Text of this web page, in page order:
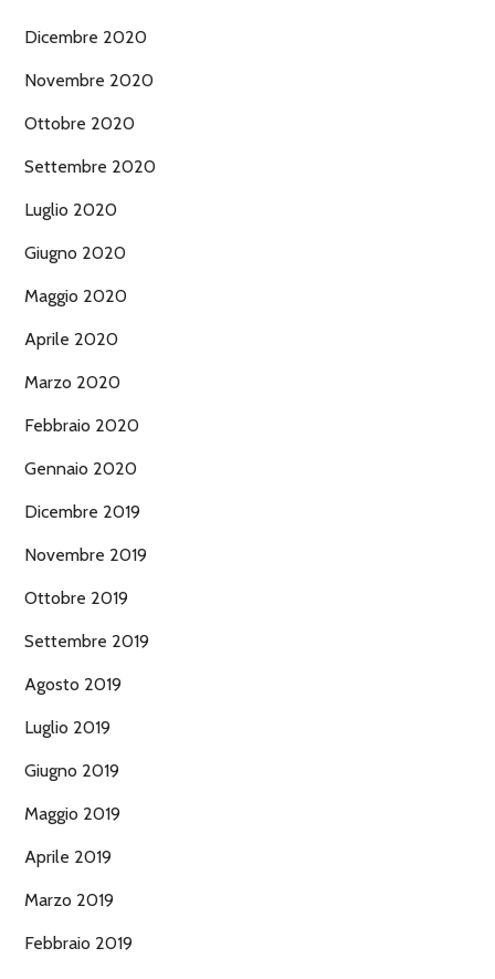
Dicembre 2020
Novembre 2020
Ottobre 2020
Settembre 2020
Luglio 2020
Giugno 2020
Maggio 2020
Aprile 2020
Marzo 2020
Febbraio 2020
Gennaio 2020
Dicembre 2019
Novembre 2019
Ottobre 2019
Settembre 2019
Agosto 2019
Luglio 2019
Giugno 2019
Maggio 2019
Aprile 2019
Marzo 2019
Febbraio 2019